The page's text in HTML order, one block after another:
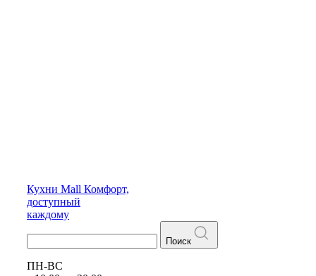
Кухни Mall Комфорт,
доступный
каждому
Поиск
ПН-ВС